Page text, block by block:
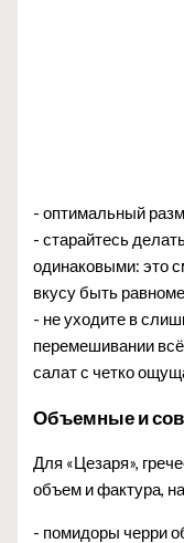
- оптимальный
- старайтесь
одинаковыми: это
вкусу быть
- не уходите в
перемешивании
салат с четко
Объемные и
Для «Цезаря»,
объем и фактура,
- помидоры черри